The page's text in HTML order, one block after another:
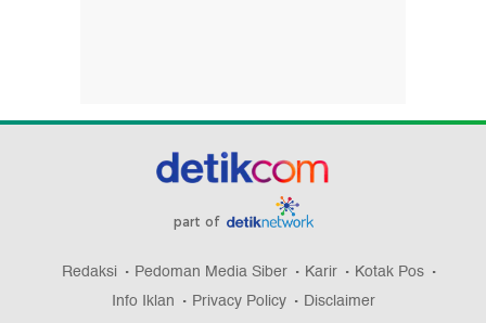
part of
Redaksi Pedoman Media Siber Karir
Kotak Pos
Info Iklan
Privacy Policy Disclaimer